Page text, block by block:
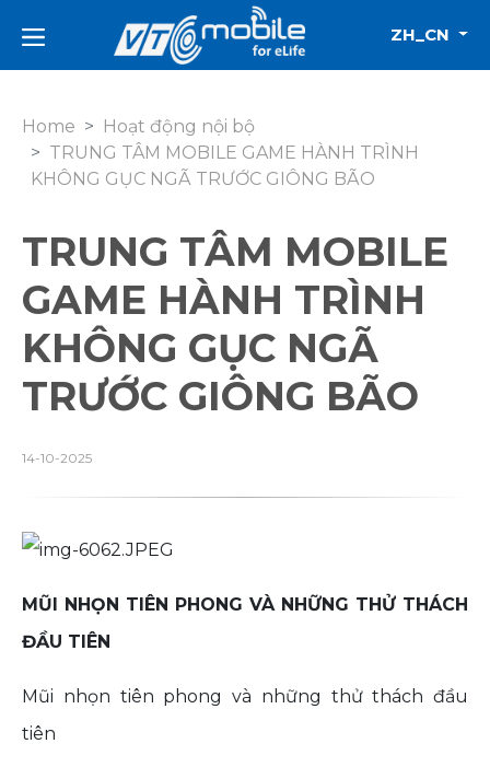
ZH_CN
Home
Hoạt động nội bộ
TRUNG TÂM MOBILE GAME HÀNH TRÌNH
KHÔNG GỤC NGÃ TRƯỚC GIÔNG BÃO
TRUNG TÂM MOBILE
GAME HÀNH TRÌNH
KHÔNG GỤC NGÃ
TRƯỚC GIÔNG BÃO
14-10-2025
MŨI NHỌN TIÊN PHONG VÀ NHỮNG THỬ THÁCH
ĐẦU TIÊN
Mũi nhọn tiên phong và những thử thách đầu
tiên